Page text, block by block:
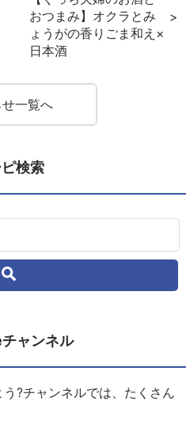
おつまみ】オクラとみ
ょうがの香りごま和え×
日本酒
一覧へ
検索
ャンネル
?チャンネルでは、たくさん